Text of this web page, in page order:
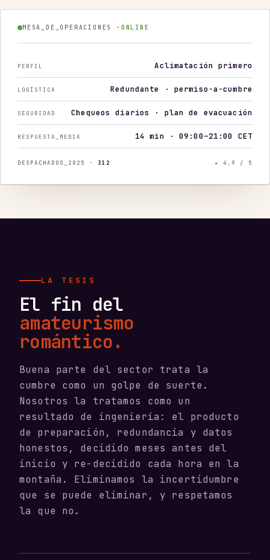
MESA_DE_OPERACIONES · ONLINE
PERFIL Aclimatación primero
LOGÍSTICA Redundante · permiso-a-cumbre
SEGURIDAD Chequeos diarios · plan de evacuación
RESPUESTA_MEDIA 14 min · 09:00–21:00 CET
DESPACHADOS_2025 · 312 ★ 4.9 / 5
LA TESIS
El fin del
amateurismo
romántico.
Buena parte del sector trata la
cumbre como un golpe de suerte.
Nosotros la tratamos como un
resultado de ingeniería: el producto
de preparación, redundancia y datos
honestos, decidido meses antes del
inicio y re-decidido cada hora en la
montaña. Eliminamos la incertidumbre
que se puede eliminar, y respetamos
la que no.